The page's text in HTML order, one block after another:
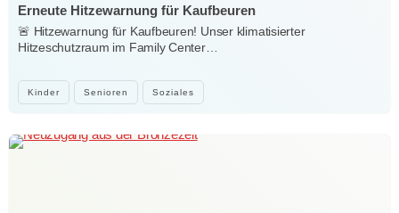
Kinder Senioren Soziales
Erneute Hitzewarnung für Kaufbeuren
🚨 Hitzewarnung für Kaufbeuren! Unser klimatisierter
Hitzeschutzraum im Family Center…